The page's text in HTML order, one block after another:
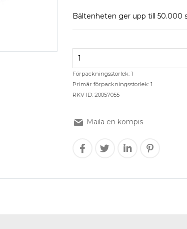
Bältenheten ger upp till 50.000
Förpackningsstorlek: 1
Primär förpackningsstorlek: 1
RKV ID: 20057055
Maila en kompis